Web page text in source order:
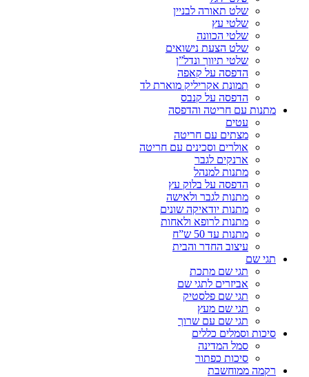
שלט תאורה לבניין
שלטי עץ
שלטי הכוונה
שלט הצעת נישואים
שלטי תיווך ונדל”ן
הדפסה על קאפה
תמונת אקריליק מוארת לד
הדפסה על קנבס
מתנות עם חריטה והדפסה
עטים
מצתים עם חריטה
אולרים וסכינים עם חריטה
ארנקים לגבר
מתנות למנהל
הדפסה על בלוק עץ
מתנות לגבר ולאישה
מתנות יודאיקה שונים
מתנות לרופא ולאחות
מתנות עד 50 ש”ח
עיצוב החדר והבית
תגי שם
תגי שם מתכת
אביזרים לתגי שם
תגי שם פלסטיק
תגי שם מעץ
תגי שם עם שרוך
סיכות וסמלים כללים
סמל המדינה
סיכות כפתור
רקמה ממוחשבת